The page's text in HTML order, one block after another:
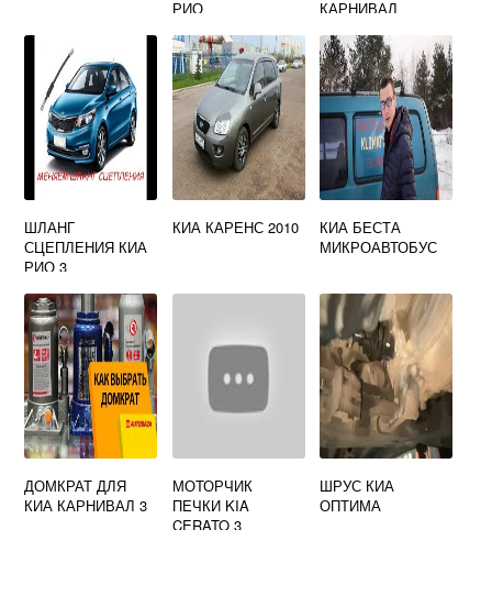
РИО КАРНИВАЛ
ШЛАНГ
СЦЕПЛЕНИЯ КИА
РИО 3
КИА КАРЕНС 2010
КИА БЕСТА
МИКРОАВТОБУС
ДОМКРАТ ДЛЯ
КИА КАРНИВАЛ 3
МОТОРЧИК
ПЕЧКИ KIA
CERATO 3
ШРУС КИА
ОПТИМА